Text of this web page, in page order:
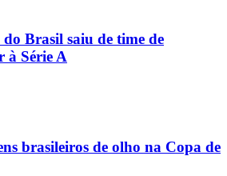
Brasil saiu de time de
à Série A
brasileiros de olho na Copa de